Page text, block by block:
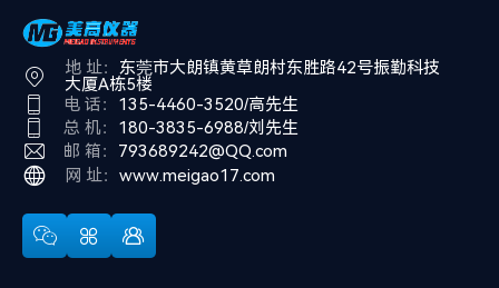
地 址： 东莞市大朗镇黄草朗村东胜路42号振勤科技
大厦A栋5楼
电 话： 135-4460-3520/高先生
总 机： 180-3835-6988/刘先生
邮 箱： 793689242@QQ.com
网 址： www.meigao17.com